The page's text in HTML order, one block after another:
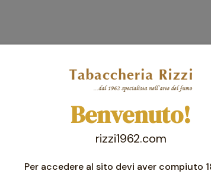
Benvenuto!
rizzi1962.com
Per accedere al sito devi aver compiuto